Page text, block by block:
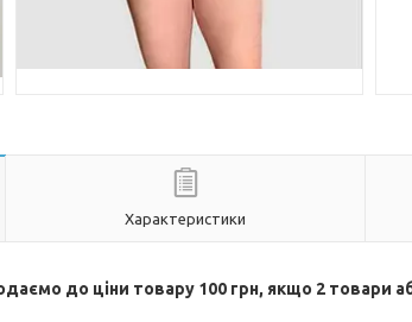
Характеристики
до ціни товару 100 грн, якщо 2 товари